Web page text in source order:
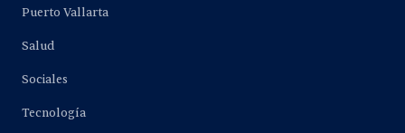
Puerto Vallarta
Salud
Sociales
Tecnología